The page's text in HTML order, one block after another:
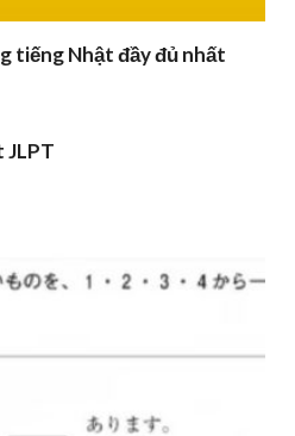
tiếng Nhật đầy đủ nhất
JLPT